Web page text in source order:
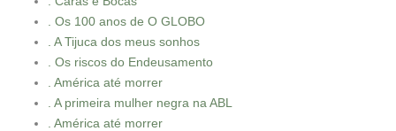
. Os 100 anos de O GLOBO
. A Tijuca dos meus sonhos
. Os riscos do Endeusamento
. América até morrer
. A primeira mulher negra na ABL
. América até morrer